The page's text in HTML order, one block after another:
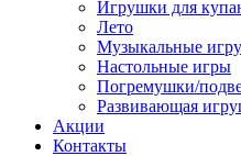
Игрушки для
Лето
Музыкальные
Настольные игры
Погремушки/
Развивающая
Акции
Контакты